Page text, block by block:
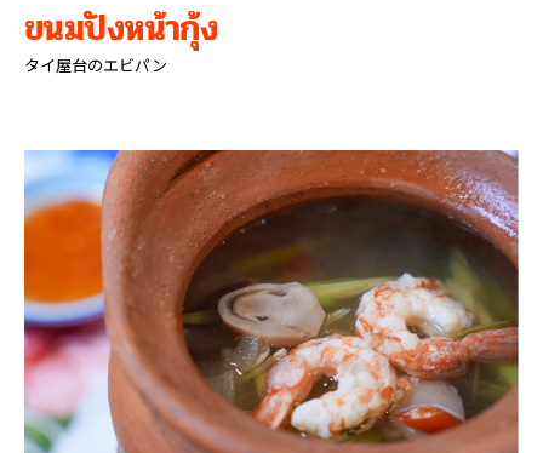
ขนมปังหน้ากุ้ง
タイ屋台のエビパン